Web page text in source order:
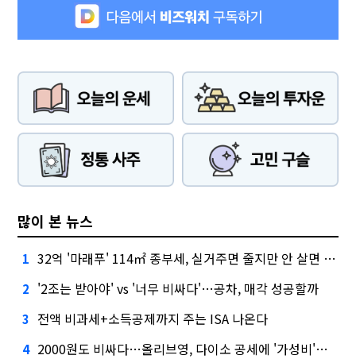
많이 본 뉴스
1 32억 '마래푸' 114㎡ 종부세, 실거주면 줄지만 안 살면 2.5배
2 '2조는 받아야' vs '너무 비싸다'…공차, 매각 성공할까
3 전액 비과세+소득공제까지 주는 ISA 나온다
4 2000원도 비싸다…올리브영, 다이소 공세에 '가성비'로 맞불